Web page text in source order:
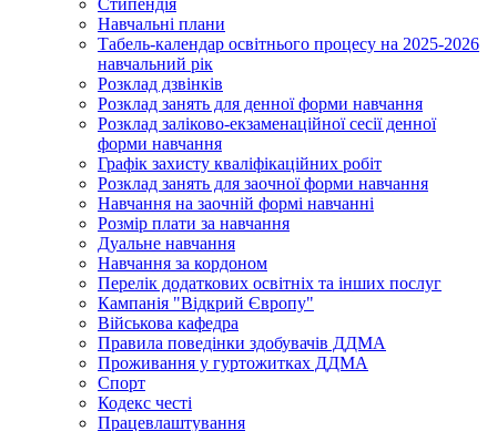
Навчальні плани
Табель-календар освітнього процесу на 2025-2026
навчальний рік
Розклад дзвінків
Розклад занять для денної форми навчання
Розклад заліково-екзаменаційної сесії денної
форми навчання
Графік захисту кваліфікаційних робіт
Розклад занять для заочної форми навчання
Навчання на заочній формі навчанні
Розмір плати за навчання
Дуальне навчання
Навчання за кордоном
Перелік додаткових освітніх та інших послуг
Кампанія "Відкрий Європу"
Військова кафедра
Правила поведінки здобувачів ДДМА
Проживання у гуртожитках ДДМА
Спорт
Кодекс честі
Працевлаштування